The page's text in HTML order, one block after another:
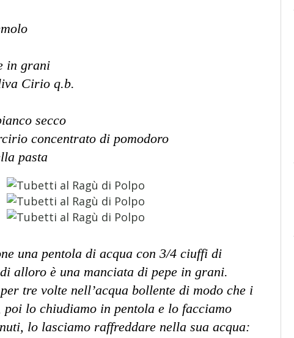
in grani
Cirio q.b.
secco
concentrato di pomodoro
pasta
una pentola di acqua con 3/4 ciuffi di
alloro è una manciata di pepe in grani.
tre volte nell’acqua bollente di modo che i
lo chiudiamo in pentola e lo facciamo
lo lasciamo raffreddare nella sua acqua: